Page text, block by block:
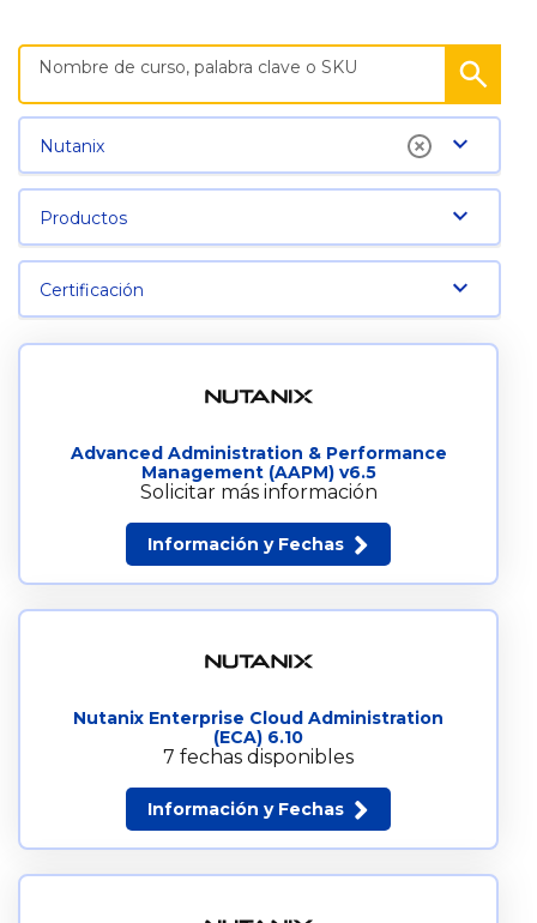
Nutanix
Productos
Certificación
Advanced Administration & Performance
Management (AAPM) v6.5
Solicitar más información
Información y Fechas
Nutanix Enterprise Cloud Administration
(ECA) 6.10
7 fechas disponibles
Información y Fechas